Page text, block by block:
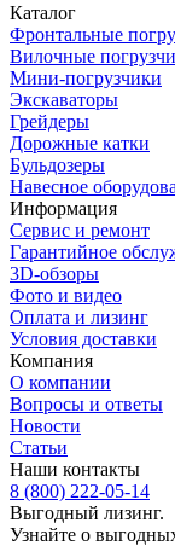
Каталог
Фронтальные
Вилочные
Мини-погрузчики
Экскаваторы
Грейдеры
Дорожные катки
Бульдозеры
Навесное
Информация
Сервис и ремонт
Гарантийное
3D-обзоры
Фото и видео
Оплата и лизинг
Условия доставки
Компания
О компании
Вопросы и ответы
Новости
Статьи
Наши контакты
8 (800) 222-05-14
Выгодный лизинг.
Узнайте о